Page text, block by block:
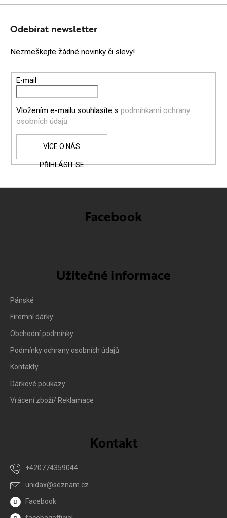
Z
Odebírat newsletter
Nezmeškejte žádné novinky či slevy!
E-mail
Vložením e-mailu souhlasíte s podmínkami ochrany
osobních údajů
PŘIHLÁSIT SE
Facebook
Užitečné informace
Pánské
Firemní dárky
Obchodní podmínky
Podmínky ochrany osobních údajů
Kontakty
Dárkové poukazy
Vrácení zboží/ Reklamace
Kontakt
unidax@seznam.cz
+420774359044
Facebook